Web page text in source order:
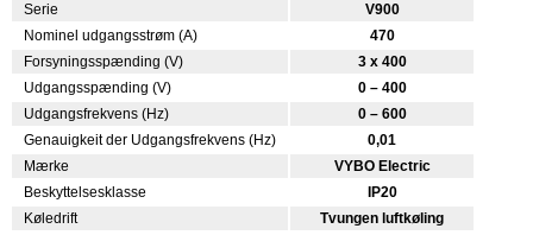
Serie
V900
Nominel udgangsstrøm (A)
470
Forsyningsspænding (V)
3 x 400
Udgangsspænding (V)
0 – 400
Udgangsfrekvens (Hz)
0 – 600
Genauigkeit der Udgangsfrekvens (Hz)
0,01
Mærke
VYBO Electric
Beskyttelsesklasse
IP20
Køledrift
Tvungen luftkøling